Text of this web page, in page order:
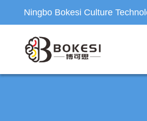
Ningbo Bokesi Culture